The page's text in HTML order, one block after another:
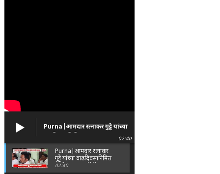
Purna|आमदार रत्नाकर गुट्टे यांच्या
वाढदिवसानिमित्त पूर्णा तालुक्यात
विविध सामाजिक उपक्रम
02:40
Purna|आमदार रत्नाकर
गुट्टे यांच्या वाढदिवसानिमित्त
पूर्णा तालुक्यात विविध
02:40